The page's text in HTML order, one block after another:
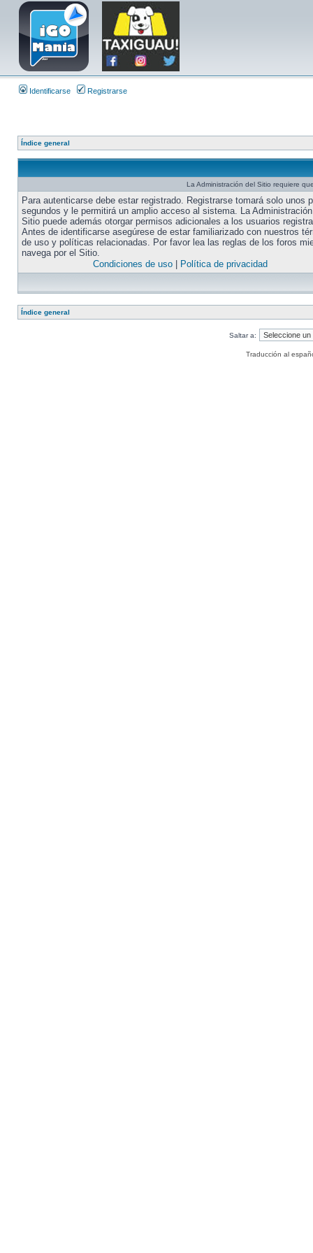
Identificarse Registrarse
Índice general
La Administración del Sitio requiere
Para autenticarse debe estar registrado. Registrarse tomará solo unos
segundos y le permitirá un amplio acceso al sistema. La
Sitio puede además otorgar permisos adicionales a los usuarios
Antes de identificarse asegúrese de estar familiarizado con nuestros
de uso y políticas relacionadas. Por favor lea las reglas de los foros
navega por el Sitio.
Condiciones de uso| Política de privacidad
Índice general
Saltar a:
Traducción al